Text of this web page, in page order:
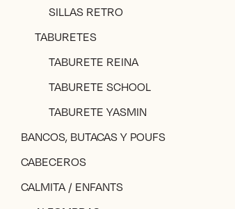
SILLAS RETRO
TABURETES
TABURETE REINA
TABURETE SCHOOL
TABURETE YASMIN
BANCOS, BUTACAS Y POUFS
CABECEROS
CALMITA / ENFANTS